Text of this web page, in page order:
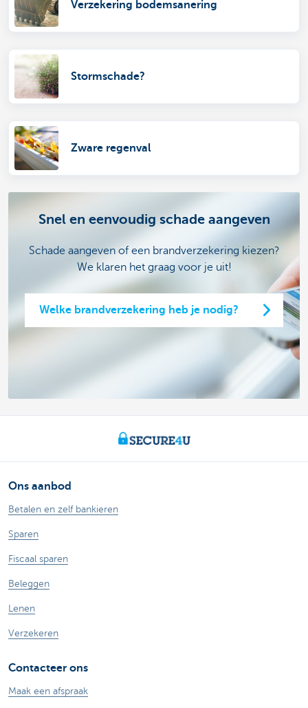
Verzekering bodemsanering
Stormschade?
Zware regenval
Snel en eenvoudig schade aangeven
Schade aangeven of een brandverzekering kiezen?
We klaren het graag voor je uit!
Welke brandverzekering heb je nodig?
Ons aanbod
Betalen en zelf bankieren
Sparen
Fiscaal sparen
Beleggen
Lenen
Verzekeren
Contacteer ons
Maak een afspraak